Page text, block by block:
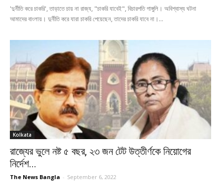
'দুর্নীতি করে চাকরি', তাড়াতে চায় না রাজ্য, "চাকরি যাবেই", বিচারপতি গাঙ্গুলি। অবিশ্বাস্য ঘটনা
আমাদের বাংলায়। দুর্নীতি করে যারা চাকরি পেয়েছেন, তাদের চাকরি যাবে না।...
Kolkata
রাজ্যের ভুলে নষ্ট ৫ বছর, ২৩ জন টেট উত্তীর্ণকে নিয়োগের
নির্দেশ...
The News Bangla - September 6, 2022